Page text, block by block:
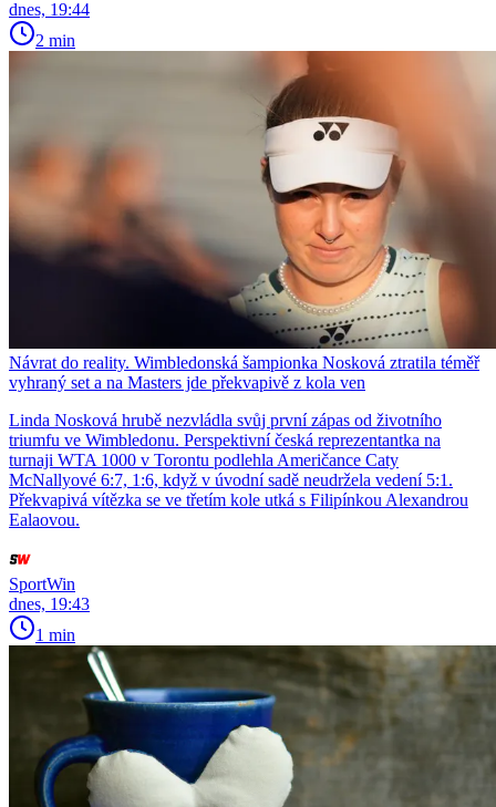
dnes, 19:44
2 min
Návrat do reality. Wimbledonská šampionka Nosková ztratila téměř
vyhraný set a na Masters jde překvapivě z kola ven
Linda Nosková hrubě nezvládla svůj první zápas od životního
triumfu ve Wimbledonu. Perspektivní česká reprezentantka na
turnaji WTA 1000 v Torontu podlehla Američance Caty
McNallyové 6:7, 1:6, když v úvodní sadě neudržela vedení 5:1.
Překvapivá vítězka se ve třetím kole utká s Filipínkou Alexandrou
Ealaovou.
SportWin
dnes, 19:43
1 min